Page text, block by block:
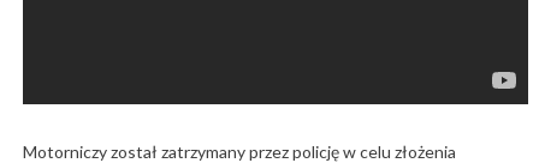
Motorniczy został zatrzymany przez policję w celu złożenia